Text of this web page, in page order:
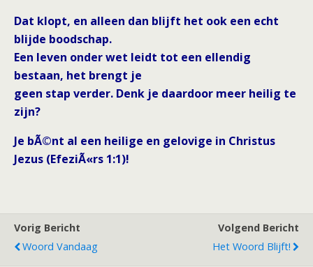
Dat klopt, en alleen dan blijft het ook een echt
blijde boodschap.
Een leven onder wet leidt tot een ellendig
bestaan, het brengt je
geen stap verder. Denk je daardoor meer heilig te
zijn?
Je bÃ©nt al een heilige en gelovige in Christus
Jezus (EfeziÃ«rs 1:1)!
Vorig Bericht
Woord Vandaag
Volgend Bericht
Het Woord Blijft!